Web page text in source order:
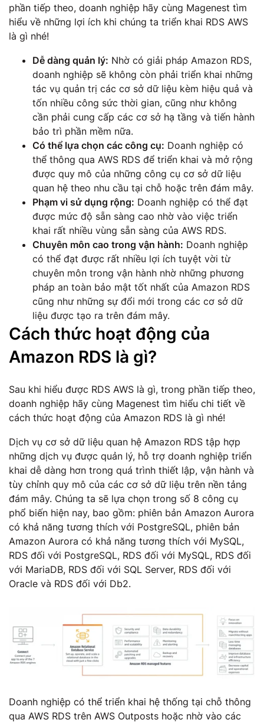
phần tiếp theo, doanh nghiệp hãy cùng Magenest tìm
hiểu về những lợi ích khi chúng ta triển khai RDS AWS
là gì nhé!
Dễ dàng quản lý: Nhờ có giải pháp Amazon RDS,
doanh nghiệp sẽ không còn phải triển khai những
tác vụ quản trị các cơ sở dữ liệu kèm hiệu quả và
tốn nhiều công sức thời gian, cũng như không
cần phải cung cấp các cơ sở hạ tầng và tiến hành
bảo trì phần mềm nữa.
Có thể lựa chọn các công cụ: Doanh nghiệp có
thể thông qua AWS RDS để triển khai và mở rộng
được quy mô của những công cụ cơ sở dữ liệu
quan hệ theo nhu cầu tại chỗ hoặc trên đám mây.
Phạm vi sử dụng rộng: Doanh nghiệp có thể đạt
được mức độ sẵn sàng cao nhờ vào việc triển
khai rất nhiều vùng sẵn sàng của AWS RDS.
Chuyên môn cao trong vận hành: Doanh nghiệp
có thể đạt được rất nhiều lợi ích tuyệt vời từ
chuyên môn trong vận hành nhờ những phương
pháp an toàn bảo mật tốt nhất của Amazon RDS
cũng như những sự đổi mới trong các cơ sở dữ
liệu được tạo ra trên đám mây.
Cách thức hoạt động của
Amazon RDS là gì?
Sau khi hiểu được RDS AWS là gì, trong phần tiếp theo,
doanh nghiệp hãy cùng Magenest tìm hiểu chi tiết về
cách thức hoạt động của Amazon RDS là gì nhé!
Dịch vụ cơ sở dữ liệu quan hệ Amazon RDS tập hợp
những dịch vụ được quản lý, hỗ trợ doanh nghiệp triển
khai dễ dàng hơn trong quá trình thiết lập, vận hành và
tùy chỉnh quy mô của các cơ sở dữ liệu trên nền tảng
đám mây. Chúng ta sẽ lựa chọn trong số 8 công cụ
phổ biến hiện nay, bao gồm: phiên bản Amazon Aurora
có khả năng tương thích với PostgreSQL, phiên bản
Amazon Aurora có khả năng tương thích với MySQL,
RDS đối với PostgreSQL, RDS đối với MySQL, RDS đối
với MariaDB, RDS đối với SQL Server, RDS đối với
Oracle và RDS đối với Db2.
Doanh nghiệp có thể triển khai hệ thống tại chỗ thông
qua AWS RDS trên AWS Outposts hoặc nhờ vào các